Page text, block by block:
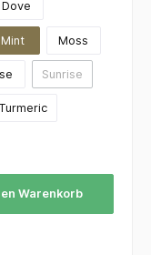
ist zurzeit nicht
Dove
nicht verfügbar.)
Mint Moss
ist zurzeit nicht verfügbar.)
Sunrise(Diese Option ist
ist zurzeit nicht
Turmeric
Warenkorb